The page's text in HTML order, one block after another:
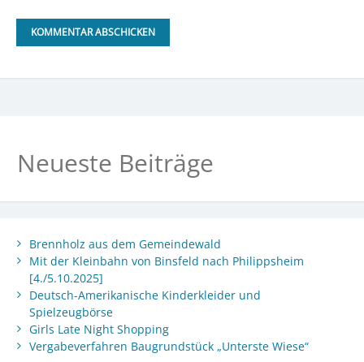
Neueste Beiträge
Brennholz aus dem Gemeindewald
Mit der Kleinbahn von Binsfeld nach Philippsheim
[4./5.10.2025]
Deutsch-Amerikanische Kinderkleider und
Spielzeugbörse
Girls Late Night Shopping
Vergabeverfahren Baugrundstück „Unterste Wiese“